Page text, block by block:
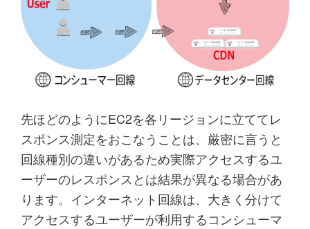
先ほどのようにEC2を各リージョンに立ててレ
スポンス測定をおこなうことは、厳密に言うと
回線種別の違いがあるため実際アクセスするユ
ーザーのレスポンスとは結果が異なる場合があ
ります。インターネット回線は、大きく分けて
アクセスするユーザーが利用するコンシューマ